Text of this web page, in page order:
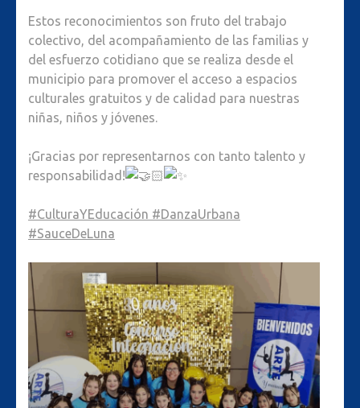
Estos reconocimientos son fruto del trabajo
colectivo, del acompañamiento de las familias y
del esfuerzo cotidiano que se realiza desde el
municipio para promover el acceso a espacios
culturales gratuitos y de calidad para nuestras
niñas, niños y jóvenes.
¡Gracias por representarnos con tanto talento y
responsabilidad!
#CulturaYEducación #DanzaUrbana
#SauceDeLuna